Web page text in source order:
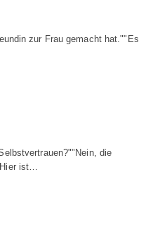
zur Frau gemacht hat.""Es
die
ist…